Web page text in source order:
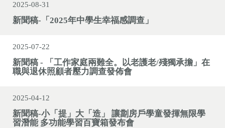
2025-08-31
新聞稿-「2025年中學生幸福感調查」
2025-07-22
新聞稿 - 「工作家庭兩難全。以老護老/殘獨承擔」在
職與退休照顧者壓力調查發佈會
2025-04-12
新聞稿-小「提」大「造」 讓劏房戶學童發揮無限學
習潛能 多功能學習百寶箱發布會